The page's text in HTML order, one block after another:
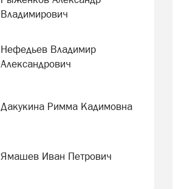
Владимирович
Нефедьев Владимир
Александрович
Дакукина Римма Кадимовна
Ямашев Иван Петрович